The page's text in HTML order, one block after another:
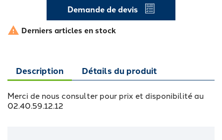
Demande de devis
 Derniers articles en stock
Description Détails du produit
Merci de nous consulter pour prix et disponibilité au
02.40.59.12.12